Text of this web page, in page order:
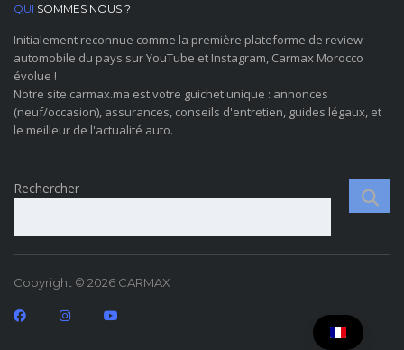
QUI SOMMES NOUS ?
Initialement reconnue comme la première plateforme de review
automobile du pays sur YouTube et Instagram, Carmax Morocco
évolue !
Notre site carmax.ma est votre guichet unique : annonces
(neuf/occasion), assurances, conseils d'entretien, guides légaux, et
le meilleur de l'actualité auto.
Rechercher
Copyright © 2026 CARMAX